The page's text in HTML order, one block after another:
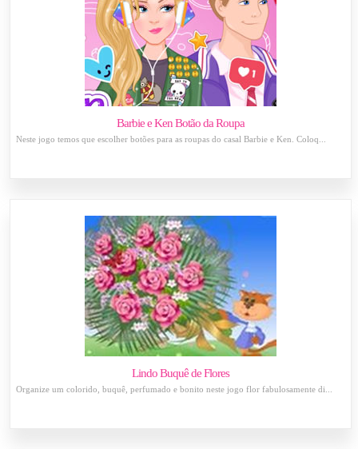
Barbie e Ken Botão da Roupa
Neste jogo temos que escolher botões para as roupas do casal Barbie e Ken. Coloq...
Lindo Buquê de Flores
Organize um colorido, buquê, perfumado e bonito neste jogo flor fabulosamente di...